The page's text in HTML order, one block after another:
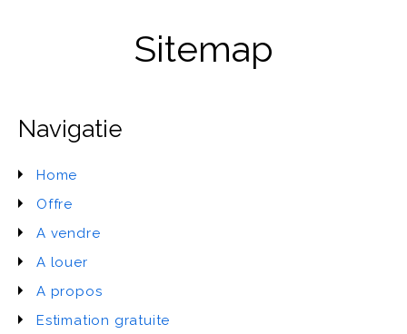
Sitemap
Navigatie
Home
Offre
A vendre
A louer
A propos
Estimation gratuite